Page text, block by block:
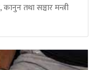
तथा सञ्चार मन्त्री